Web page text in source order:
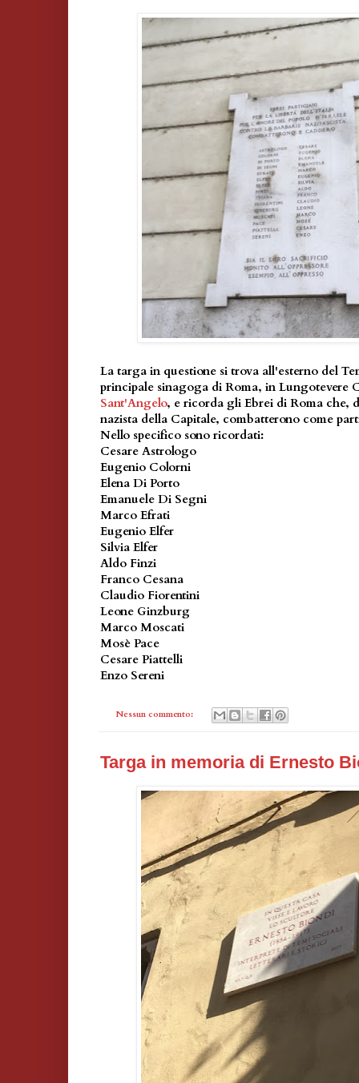
La targa in questione si trova all'esterno del
principale sinagoga di Roma, in Lungotevere
Sant'Angelo, e ricorda gli Ebrei di Roma che,
nazista della Capitale, combatterono come
Nello specifico sono ricordati:
Cesare Astrologo
Eugenio Colorni
Elena Di Porto
Emanuele Di Segni
Marco Efrati
Eugenio Elfer
Silvia Elfer
Aldo Finzi
Franco Cesana
Claudio Fiorentini
Leone Ginzburg
Marco Moscati
Mosè Pace
Cesare Piattelli
Enzo Sereni
Nessun commento:
Targa in memoria di Ernesto